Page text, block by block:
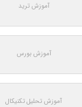
آموزش ترید
آموزش بورس
آموزش تحلیل تکنیکال